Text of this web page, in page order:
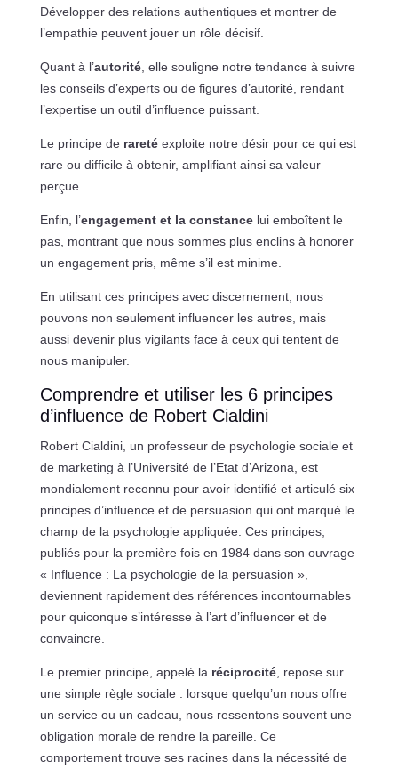
Développer des relations authentiques et montrer de
l’empathie peuvent jouer un rôle décisif.
Quant à l’autorité, elle souligne notre tendance à suivre
les conseils d’experts ou de figures d’autorité, rendant
l’expertise un outil d’influence puissant.
Le principe de raretéexploite notre désir pour ce qui est
rare ou difficile à obtenir, amplifiant ainsi sa valeur
perçue.
Enfin, l’engagement et la constancelui emboîtent le
pas, montrant que nous sommes plus enclins à honorer
un engagement pris, même s’il est minime.
En utilisant ces principes avec discernement, nous
pouvons non seulement influencer les autres, mais
aussi devenir plus vigilants face à ceux qui tentent de
nous manipuler.
Comprendre et utiliser les 6 principes
d’influence de Robert Cialdini
Robert Cialdini, un professeur de psychologie sociale et
de marketing à l’Université de l’Etat d’Arizona, est
mondialement reconnu pour avoir identifié et articulé six
principes d’influence et de persuasion qui ont marqué le
champ de la psychologie appliquée. Ces principes,
publiés pour la première fois en 1984 dans son ouvrage
« Influence : La psychologie de la persuasion »,
deviennent rapidement des références incontournables
pour quiconque s’intéresse à l’art d’influencer et de
convaincre.
Le premier principe, appelé la réciprocité, repose sur
une simple règle sociale : lorsque quelqu’un nous offre
un service ou un cadeau, nous ressentons souvent une
obligation morale de rendre la pareille. Ce
comportement trouve ses racines dans la nécessité de